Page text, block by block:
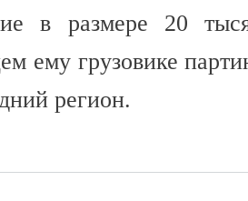
в размере 20
ему грузовике
регион.